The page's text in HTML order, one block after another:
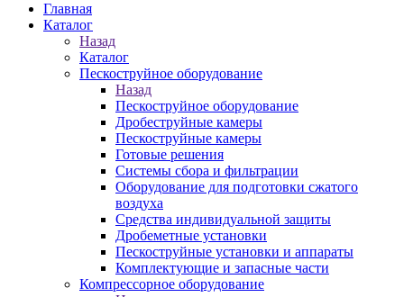
Главная
Каталог
Назад
Каталог
Пескоструйное оборудование
Назад
Пескоструйное оборудование
Дробеструйные камеры
Пескоструйные камеры
Готовые решения
Системы сбора и фильтрации
Оборудование для подготовки сжатого
воздуха
Средства индивидуальной защиты
Дробеметные установки
Пескоструйные установки и аппараты
Комплектующие и запасные части
Компрессорное оборудование